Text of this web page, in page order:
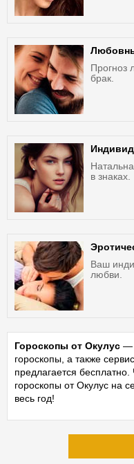
Прогноз
брак.
в знаках.
Ваш
любви.
Гороскопы от Окулус —
гороскопы, а также
предлагается
гороскопы от Окулус на
весь год!